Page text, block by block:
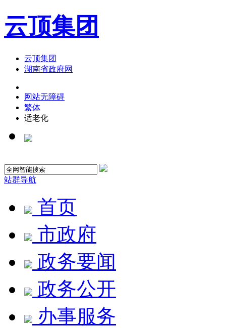
云顶集团
云顶集团
湖南省政府网
网站无障碍
繁体
适老化
站群导航
首页
市政府
政务要闻
政务公开
办事服务